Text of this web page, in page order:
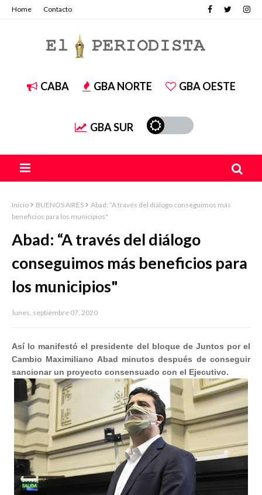
Home Contacto
CABA GBA NORTE GBA OESTE
GBA SUR
Inicio BUENOS AIRES
Abad: “A través del diálogo conseguimos más
beneficios para los municipios"
Abad: “A través del diálogo
conseguimos más beneficios para
los municipios"
lunes, septiembre 07, 2020
Así lo manifestó el presidente del bloque de Juntos por el
Cambio Maximiliano Abad minutos después de conseguir
sancionar un proyecto consensuado con el Ejecutivo.